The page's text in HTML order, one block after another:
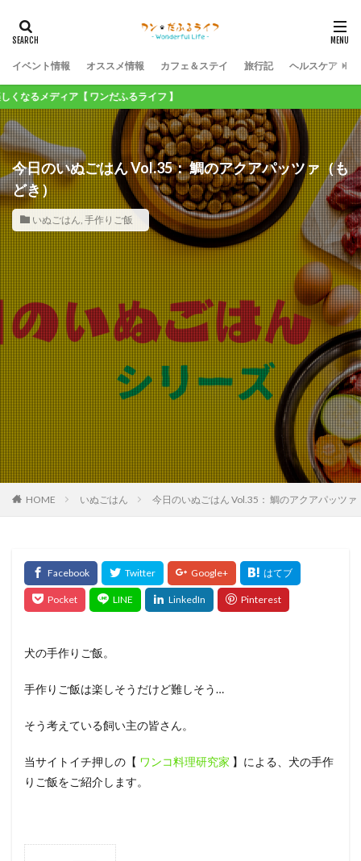
イベント情報 オススメ情報 カフェ＆ステイ 旅行記 ヘルスケア
ア【 ワンだふるライフ 】
今日のいぬごはん Vol.35： 鯛のアクアパッツァ（も
どき）
いぬごはん, 手作りご飯
HOME いぬごはん 今日のいぬごはん Vol.35： 鯛のアクアパッツァ
犬の手作りご飯。
手作りご飯は楽しそうだけど難しそう…
そう考えている飼い主の皆さん。
当サイトイチ押しの【 ワンコ料理研究家 】による、犬の手作
りご飯をご紹介します。